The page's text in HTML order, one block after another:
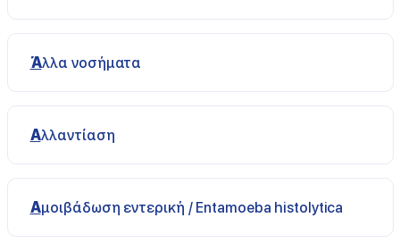
Άλλα νοσήματα
Αλλαντίαση
Αμοιβάδωση εντερική / Entamoeba histolytica